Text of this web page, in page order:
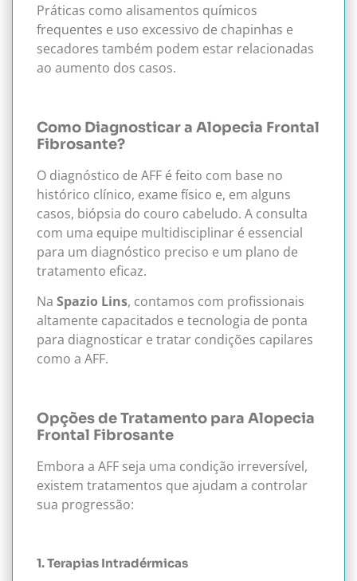
Práticas como alisamentos químicos
frequentes e uso excessivo de chapinhas e
secadores também podem estar relacionadas
ao aumento dos casos.
Como Diagnosticar a Alopecia Frontal
Fibrosante?
O diagnóstico de AFF é feito com base no
histórico clínico, exame físico e, em alguns
casos, biópsia do couro cabeludo. A consulta
com uma equipe multidisciplinar é essencial
para um diagnóstico preciso e um plano de
tratamento eficaz.
Na Spazio Lins, contamos com profissionais
altamente capacitados e tecnologia de ponta
para diagnosticar e tratar condições capilares
como a AFF.
Opções de Tratamento para Alopecia
Frontal Fibrosante
Embora a AFF seja uma condição irreversível,
existem tratamentos que ajudam a controlar
sua progressão:
1. Terapias Intradérmicas